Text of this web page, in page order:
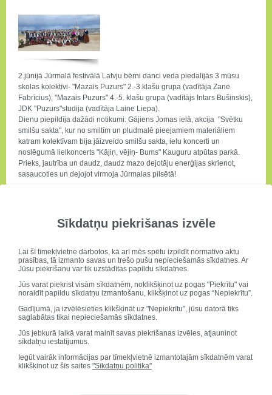
Sīkdatņu piekrišanas izvēle
Lai šī tīmekļvietne darbotos, kā arī mēs spētu izpildīt normatīvo aktu
prasības, tā izmanto savas un trešo pušu nepieciešamās sīkdatnes. Ar
Jūsu piekrišanu var tik uzstādītas papildu sīkdatnes.
Jūs varat piekrist visām sīkdatnēm, noklikšķinot uz pogas "Piekrītu" vai
noraidīt papildu sīkdatņu izmantošanu, klikšķinot uz pogas “Nepiekrītu”.
Gadījumā, ja izvēlēsieties klikšķināt uz "Nepiekrītu", jūsu datorā tiks
saglabātas tikai nepieciešamās sīkdatnes.
Jūs jebkurā laikā varat mainīt savas piekrišanas izvēles, atjauninot
sīkdatņu iestatījumus.
Iegūt vairāk informācijas par tīmekļvietnē izmantotajām sīkdatnēm varat
klikšķinot uz šīs saites "Sīkdatņu politika"
2.jūnijā Jūrmalā festivālā Latvju bērni danci veda piedalījās 3 mūsu
skolas kolektīvi- "Mazais Puzurs" 2.-3.klašu grupa (vadītāja Zane
Fabrīcius), "Mazais Puzurs" 4.-5. klašu grupa (vadītājs Intars Bušinskis),
JDK "Puzurs"studija (vadītāja Laine Liepa).
Dienu piepildīja dažādi notikumi: Gājiens Jomas ielā, akcija "Svētku
smilšu sakta", kur no smiltīm un pludmalē pieejamiem materiāliem
katram kolektīvam bija jāizveido smilšu sakta, ielu koncerti un
noslēgumā lielkoncerts "Kājiņ, vējiņ- Bums" Kauguru atpūtas parkā.
Prieks, jautrība un daudz, daudz mazo dejotāju enerģijas skrienot,
sasaucoties un dejojot virmoja Jūrmalas pilsētā!
"Puzurs" sveic "Spararatu" Grobiņā
27.maijā mūsu JDK "Puzurs" jaunieši devās uz Grobiņu, kur
koncertā "Mūžīgi dejā" 30 gadu jubilejā sveica JDK
"Spararats".
Tā bija skaista un pozitīvām emocijām piepildīta diena!